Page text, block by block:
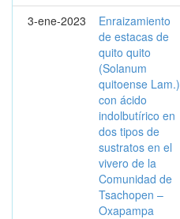
3-ene-2023
Enraizamiento
de estacas de
quito quito
(Solanum
quitoense Lam.)
con ácido
indolbutírico en
dos tipos de
sustratos en el
vivero de la
Comunidad de
Tsachopen –
Oxapampa